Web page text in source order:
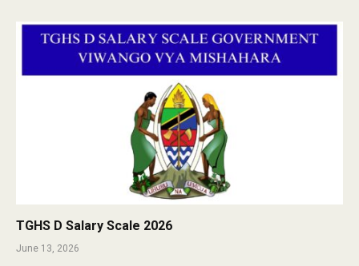
TGHS D Salary Scale 2026
June 13, 2026